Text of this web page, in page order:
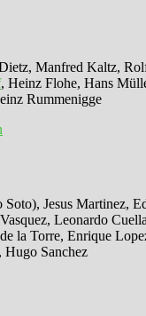
Manfred Kaltz,
, Heinz Flohe, Hans
Rummenigge
Soto), Jesus Martinez,
Leonardo
la Torre, Enrique
Sanchez